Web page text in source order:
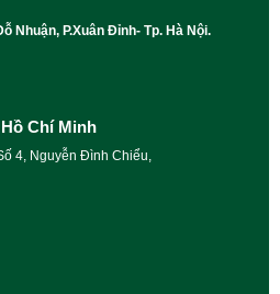
Nhuận, P.Xuân Đỉnh- Tp. Hà Nội.
Chí Minh
4, Nguyễn Đình Chiểu,